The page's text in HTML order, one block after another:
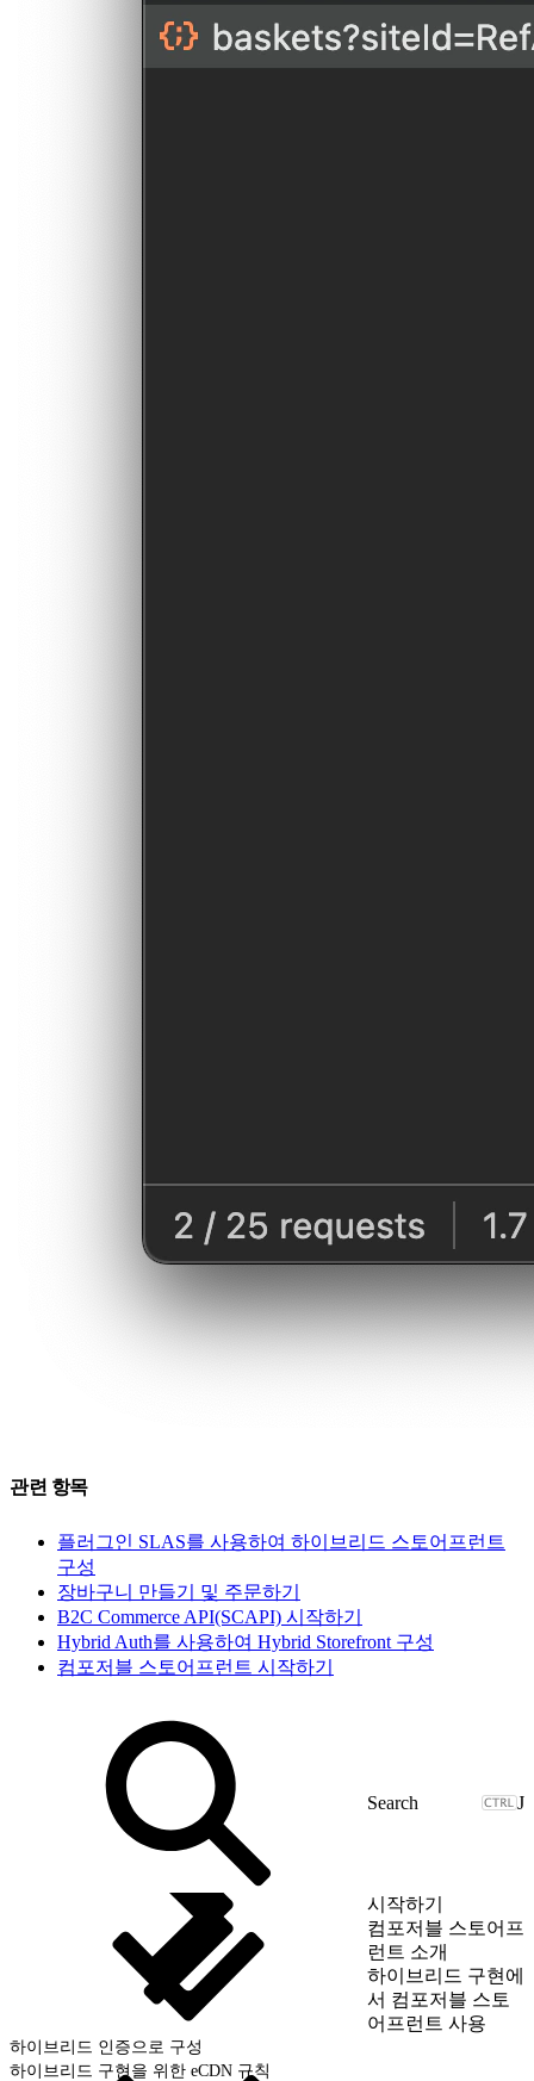
관련 항목
플러그인 SLAS를 사용하여 하이브리드 스토어프런트
구성
장바구니 만들기 및 주문하기
B2C Commerce API(SCAPI) 시작하기
Hybrid Auth를 사용하여 Hybrid Storefront 구성
컴포저블 스토어프런트 시작하기
J
시작하기
컴포저블 스토어프
런트 소개
하이브리드 구현에
서 컴포저블 스토
어프런트 사용
하이브리드 인증으로 구성
하이브리드 구현을 위한 eCDN 규칙